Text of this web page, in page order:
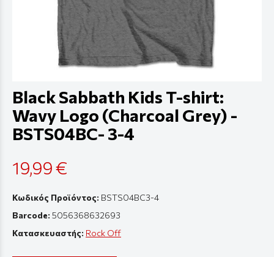
Black Sabbath Kids T-shirt:
Wavy Logo (Charcoal Grey) -
BSTS04BC- 3-4
19,99 €
Κωδικός Προϊόντος: BSTS04BC3-4
Barcode: 5056368632693
Κατασκευαστής: Rock Off